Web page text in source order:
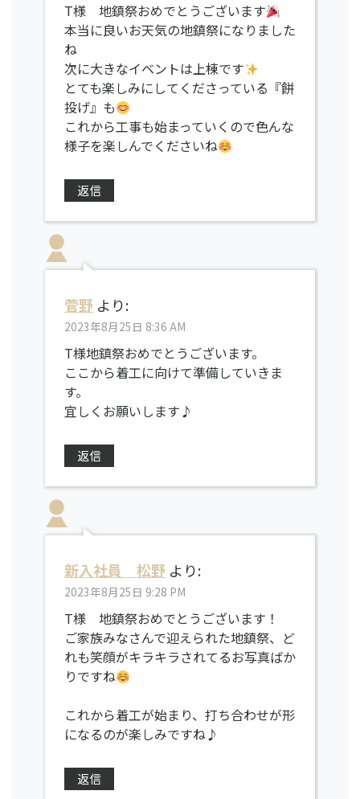
T様 地鎮祭おめでとうございます
本当に良いお天気の地鎮祭になりました
ね
次に大きなイベントは上棟です
とても楽しみにしてくださっている『餅
投げ』も
これから工事も始まっていくので色んな
様子を楽しんでくださいね
返信
菅野 より:
2023年8月25日 8:36 AM
T様地鎮祭おめでとうございます。
ここから着工に向けて準備していきま
す。
宜しくお願いします♪
返信
新入社員 松野 より:
2023年8月25日 9:28 PM
T様 地鎮祭おめでとうございます！
ご家族みなさんで迎えられた地鎮祭、ど
れも笑顔がキラキラされてるお写真ばか
りですね
これから着工が始まり、打ち合わせが形
になるのが楽しみですね♪
返信